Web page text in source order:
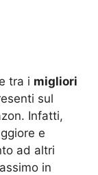
tra i migliori
sul
Infatti,
e
ad altri
in